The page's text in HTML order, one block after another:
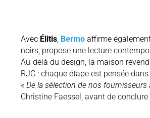
Avec Élitis Bermo affirme
noirs, propose une lecture
Au-delà du design, la maison
RJC : chaque étape est pensée
«De la sélection de nos
Christine Faessel, avant de conclure